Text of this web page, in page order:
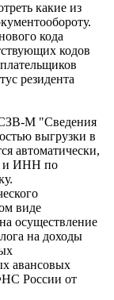
какие из
кода
кодов
резидента
СЗВ-М "Сведения
выгрузки в
автоматически,
и ИНН по
виде
осуществление
на доходы
авансовых
России от